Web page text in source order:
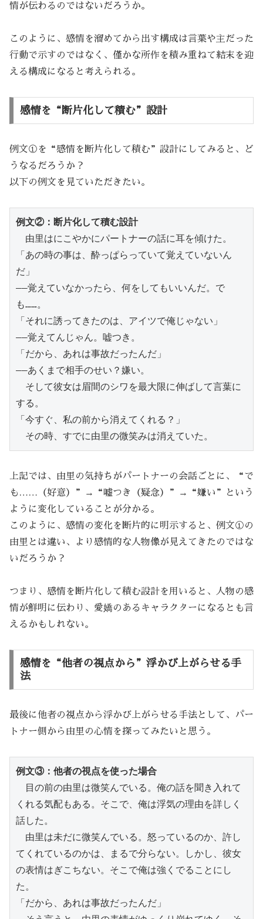
情が伝わるのではないだろうか。
このように、感情を溜めてから出す構成は言葉や主だった
行動で示すのではなく、僅かな所作を積み重ねて結末を迎
える構成になると考えられる。
感情を“断片化して積む”設計
例文①を“感情を断片化して積む”設計にしてみると、ど
うなるだろうか？
以下の例文を見ていただきたい。
例文②：断片化して積む設計
由里はにこやかにパートナーの話に耳を傾けた。
「あの時の事は、酔っぱらっていて覚えていないん
だ」
——覚えていなかったら、何をしてもいいんだ。で
も……。
「それに誘ってきたのは、アイツで俺じゃない」
——覚えてんじゃん。嘘つき。
「だから、あれは事故だったんだ」
——あくまで相手のせい？嫌い。
そして彼女は眉間のシワを最大限に伸ばして言葉に
する。
「今すぐ、私の前から消えてくれる？」
その時、すでに由里の微笑みは消えていた。
上記では、由里の気持ちがパートナーの会話ごとに、“で
も……（好意）”→“嘘つき（疑念）”→“嫌い”という
ように変化していることが分かる。
このように、感情の変化を断片的に明示すると、例文①の
由里とは違い、より感情的な人物像が見えてきたのではな
いだろうか？
つまり、感情を断片化して積む設計を用いると、人物の感
情が鮮明に伝わり、愛嬌のあるキャラクターになるとも言
えるかもしれない。
感情を“他者の視点から”浮かび上がらせる手
法
最後に他者の視点から浮かび上がらせる手法として、パー
トナー側から由里の心情を探ってみたいと思う。
例文③：他者の視点を使った場合
目の前の由里は微笑んでいる。俺の話を聞き入れて
くれる気配もある。そこで、俺は浮気の理由を詳しく
話した。
由里は未だに微笑んでいる。怒っているのか、許し
てくれているのかは、まるで分らない。しかし、彼女
の表情はぎこちない。そこで俺は強くでることにし
た。
「だから、あれは事故だったんだ」